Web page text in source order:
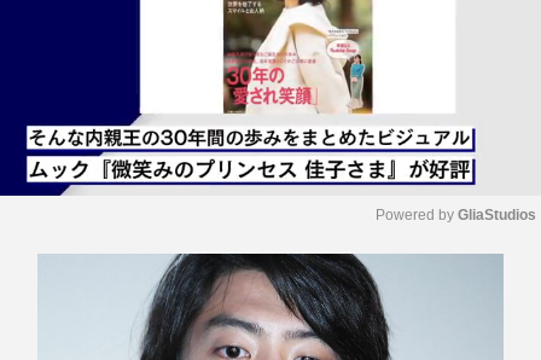
Powered by GliaStudios